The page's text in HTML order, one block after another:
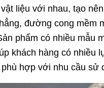
liệu với nhau, tạo
đường cong mềm
phẩm có nhiều mẫu
khách hàng có nhiều
hợp với nhu cầu sử